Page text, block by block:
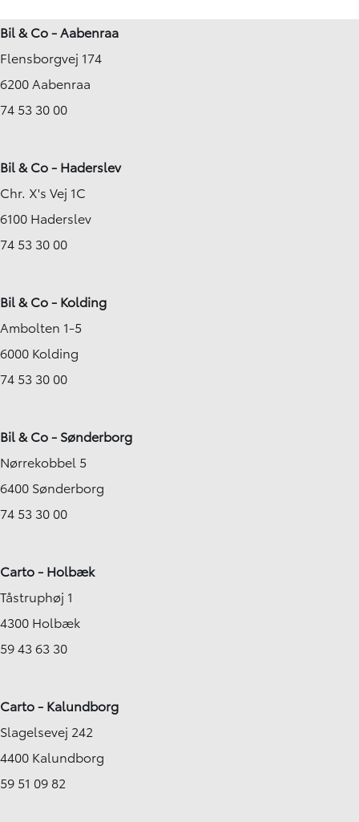
Bil & Co - Aabenraa
Flensborgvej 174
6200 Aabenraa
74 53 30 00
Bil & Co - Haderslev
Chr. X's Vej 1C
6100 Haderslev
74 53 30 00
Bil & Co - Kolding
Ambolten 1-5
6000 Kolding
74 53 30 00
Bil & Co - Sønderborg
Nørrekobbel 5
6400 Sønderborg
74 53 30 00
Carto - Holbæk
Tåstruphøj 1
4300 Holbæk
59 43 63 30
Carto - Kalundborg
Slagelsevej 242
4400 Kalundborg
59 51 09 82